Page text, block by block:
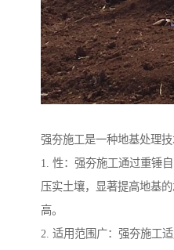
强夯施工是一种地基处理技
1. 性：强夯施工通过重锤
压实土壤，显著提高地基
高。
2. 适用范围广：强夯施工